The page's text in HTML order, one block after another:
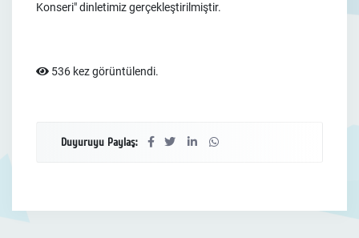
Konseri" dinletimiz gerçekleştirilmiştir.
536 kez görüntülendi.
Duyuruyu Paylaş: